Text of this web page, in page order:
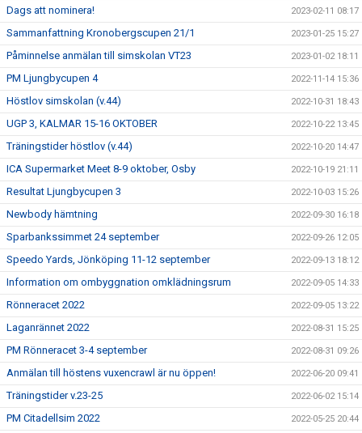
Dags att nominera! 2023-02-11 08:17
Sammanfattning Kronobergscupen 21/1 2023-01-25 15:27
Påminnelse anmälan till simskolan VT23 2023-01-02 18:11
PM Ljungbycupen 4 2022-11-14 15:36
Höstlov simskolan (v.44) 2022-10-31 18:43
UGP 3, KALMAR 15-16 OKTOBER 2022-10-22 13:45
Träningstider höstlov (v.44) 2022-10-20 14:47
ICA Supermarket Meet 8-9 oktober, Osby 2022-10-19 21:11
Resultat Ljungbycupen 3 2022-10-03 15:26
Newbody hämtning 2022-09-30 16:18
Sparbankssimmet 24 september 2022-09-26 12:05
Speedo Yards, Jönköping 11-12 september 2022-09-13 18:12
Information om ombyggnation omklädningsrum 2022-09-05 14:33
Rönneracet 2022 2022-09-05 13:22
Laganrännet 2022 2022-08-31 15:25
PM Rönneracet 3-4 september 2022-08-31 09:26
Anmälan till höstens vuxencrawl är nu öppen! 2022-06-20 09:41
Träningstider v.23-25 2022-06-02 15:14
PM Citadellsim 2022 2022-05-25 20:44